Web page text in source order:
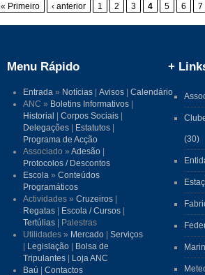
« Primeiro ‹ anterior 1 2 3 4 5 6 7
Menu Rápido
Entrada » Notícias |Avisos |Calendário
ANC » Boletins Informativos
Historial
|Corpos Sociais
Delegações
Estatutos
Programa de Acção
Associado »Adesão
Protocolos / Descontos
Escola »Conteúdos
Programáticos
Actividades »Cruzeiros
Regatas
Escola / Cursos
Tertúlias | Palestras
Utilidades » Mercado |Serviços
Legislação
Bolsa de
Tripulantes
Loja ANC
Baú |Contactos
+
(30)